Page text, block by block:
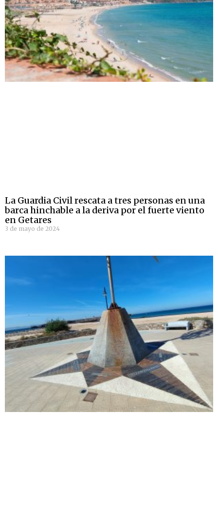
La Guardia Civil rescata a tres personas en una
barca hinchable a la deriva por el fuerte viento
en Getares
3 de mayo de 2024